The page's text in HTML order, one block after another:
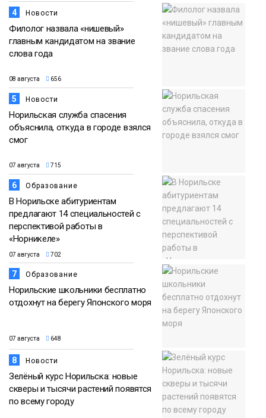
4 Новости
Филолог назвала «нишевый»
главным кандидатом на звание
слова года
08 августа 656
5 Новости
Норильская служба спасения
объяснила, откуда в городе взялся
смог
07 августа 715
6 Образование
В Норильске абитуриентам
предлагают 14 специальностей с
перспективой работы в
«Норникеле»
07 августа 702
7 Образование
Норильские школьники бесплатно
отдохнут на берегу Японского моря
07 августа 648
8 Новости
Зелёный курс Норильска: новые
скверы и тысячи растений появятся
по всему городу